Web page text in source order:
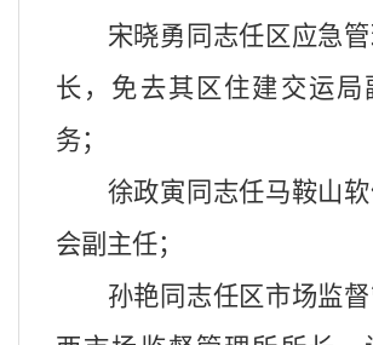
宋晓勇同志任区应急
长，免去其区住建交运局
务；
徐政寅同志任马鞍山
会副主任；
孙艳同志任区市场监